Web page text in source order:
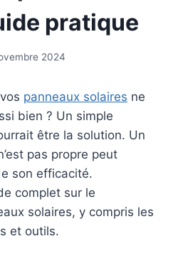
pratique
2024
panneaux solaires ne
bien ? Un simple
être la solution. Un
pas propre peut
son efficacité.
complet sur le
solaires, y compris les
et outils.